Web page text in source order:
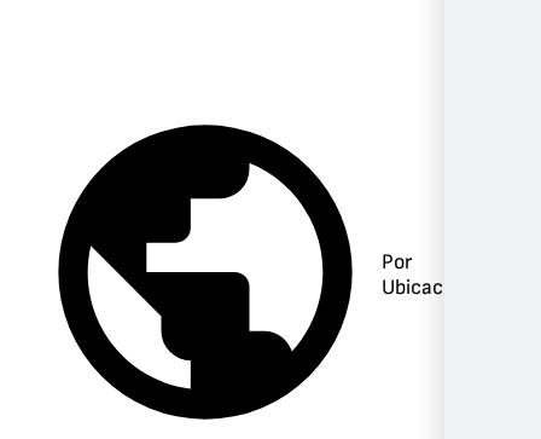
Por
Ubicación